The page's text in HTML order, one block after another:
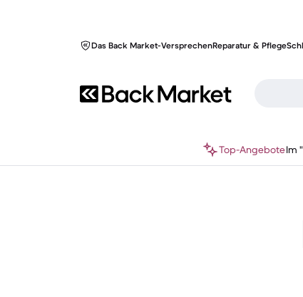
Das Back Market-VersprechenReparatur & Pflege
Top-AngeboteIm